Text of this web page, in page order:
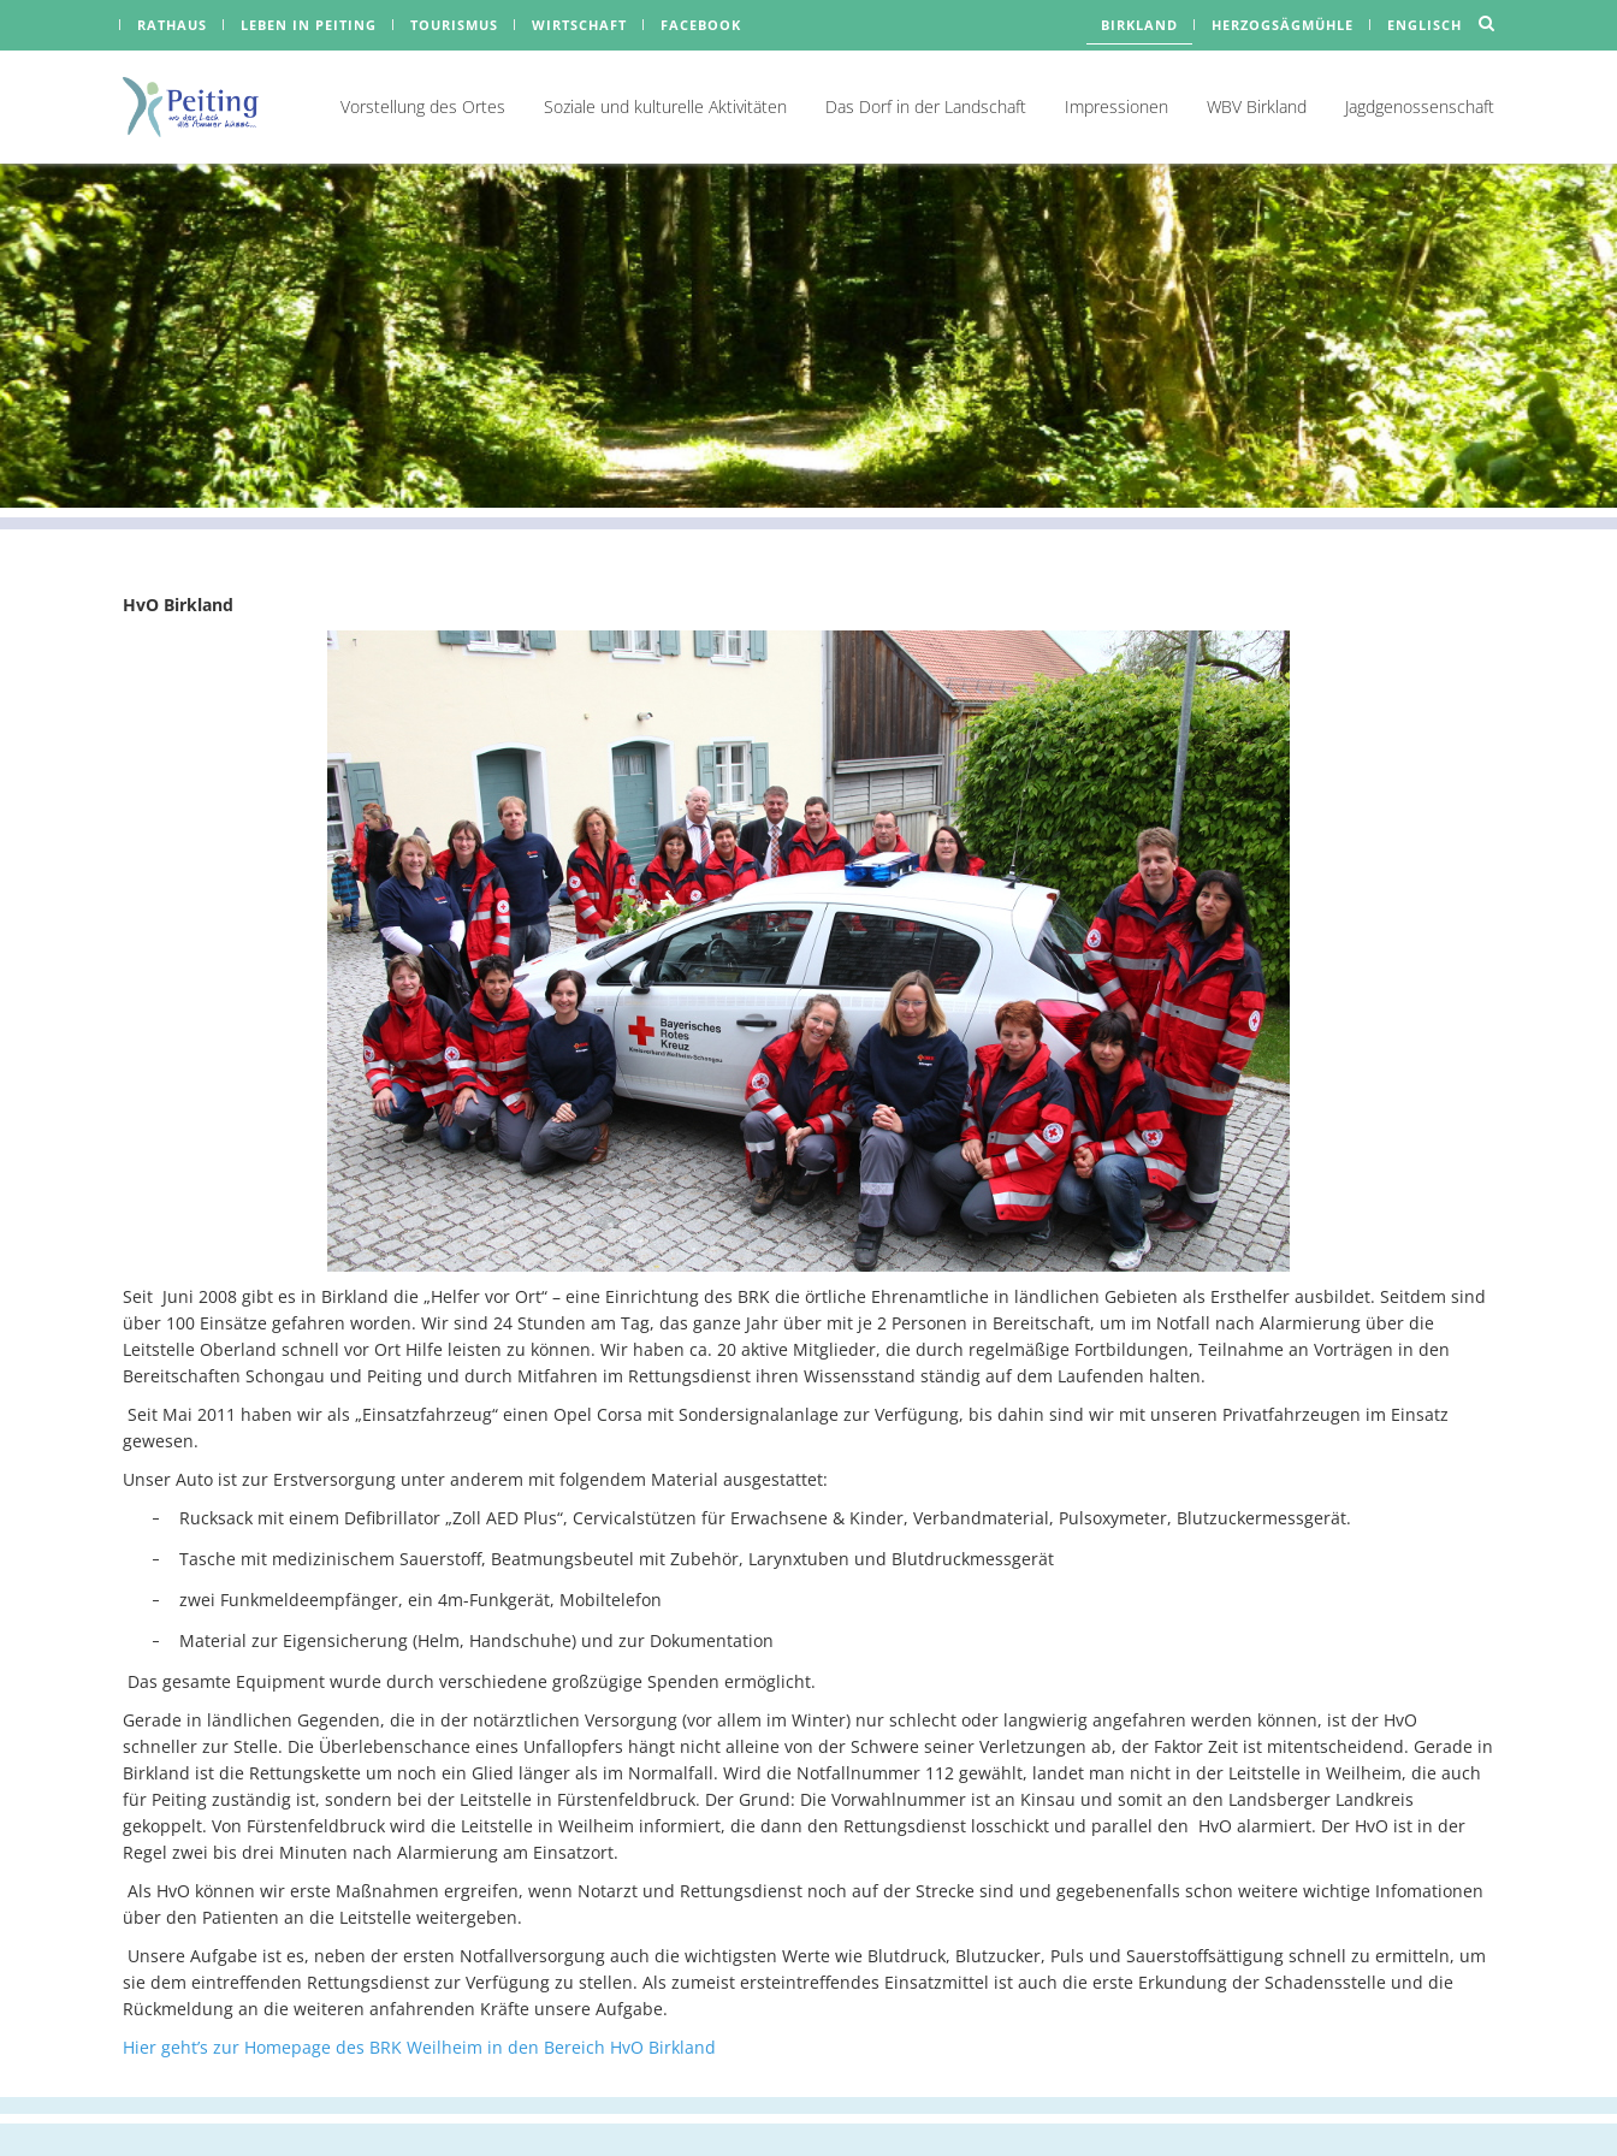
RATHAUS LEBEN IN PEITING TOURISMUS WIRTSCHAFT FACEBOOK BIRKLAND HERZOGSÄGMÜHLE ENGLISCH
Vorstellung des Ortes Soziale und kulturelle Aktivitäten Das Dorf in der Landschaft Impressionen WBV Birkland Jagdgenossenschaft
HvO Birkland
Seit Juni 2008 gibt es in Birkland die „Helfer vor Ort“ – eine Einrichtung des BRK die örtliche Ehrenamtliche in ländlichen Gebieten als Ersthelfer ausbildet. Seitdem sind
über 100 Einsätze gefahren worden. Wir sind 24 Stunden am Tag, das ganze Jahr über mit je 2 Personen in Bereitschaft, um im Notfall nach Alarmierung über die
Leitstelle Oberland schnell vor Ort Hilfe leisten zu können. Wir haben ca. 20 aktive Mitglieder, die durch regelmäßige Fortbildungen, Teilnahme an Vorträgen in den
Bereitschaften Schongau und Peiting und durch Mitfahren im Rettungsdienst ihren Wissensstand ständig auf dem Laufenden halten.
Seit Mai 2011 haben wir als „Einsatzfahrzeug“ einen Opel Corsa mit Sondersignalanlage zur Verfügung, bis dahin sind wir mit unseren Privatfahrzeugen im Einsatz
gewesen.
Unser Auto ist zur Erstversorgung unter anderem mit folgendem Material ausgestattet:
– Rucksack mit einem Defibrillator „Zoll AED Plus“, Cervicalstützen für Erwachsene & Kinder, Verbandmaterial, Pulsoxymeter, Blutzuckermessgerät.
– Tasche mit medizinischem Sauerstoff, Beatmungsbeutel mit Zubehör, Larynxtuben und Blutdruckmessgerät
– zwei Funkmeldeempfänger, ein 4m-Funkgerät, Mobiltelefon
–
Material zur Eigensicherung (Helm, Handschuhe) und zur Dokumentation
Das gesamte Equipment wurde durch verschiedene großzügige Spenden ermöglicht.
Gerade in ländlichen Gegenden, die in der notärztlichen Versorgung (vor allem im Winter) nur schlecht oder langwierig angefahren werden können, ist der HvO
schneller zur Stelle. Die Überlebenschance eines Unfallopfers hängt nicht alleine von der Schwere seiner Verletzungen ab, der Faktor Zeit ist mitentscheidend. Gerade in
Birkland ist die Rettungskette um noch ein Glied länger als im Normalfall. Wird die Notfallnummer 112 gewählt, landet man nicht in der Leitstelle in Weilheim, die auch
für Peiting zuständig ist, sondern bei der Leitstelle in Fürstenfeldbruck. Der Grund: Die Vorwahlnummer ist an Kinsau und somit an den Landsberger Landkreis
gekoppelt. Von Fürstenfeldbruck wird die Leitstelle in Weilheim informiert, die dann den Rettungsdienst losschickt und parallel den HvO alarmiert. Der HvO ist in der
Regel zwei bis drei Minuten nach Alarmierung am Einsatzort.
Als HvO können wir erste Maßnahmen ergreifen, wenn Notarzt und Rettungsdienst noch auf der Strecke sind und gegebenenfalls schon weitere wichtige Infomationen
über den Patienten an die Leitstelle weitergeben.
Unsere Aufgabe ist es, neben der ersten Notfallversorgung auch die wichtigsten Werte wie Blutdruck, Blutzucker, Puls und Sauerstoffsättigung schnell zu ermitteln, um
sie dem eintreffenden Rettungsdienst zur Verfügung zu stellen. Als zumeist ersteintreffendes Einsatzmittel ist auch die erste Erkundung der Schadensstelle und die
Rückmeldung an die weiteren anfahrenden Kräfte unsere Aufgabe.
Hier geht’s zur Homepage des BRK Weilheim in den Bereich HvO Birkland